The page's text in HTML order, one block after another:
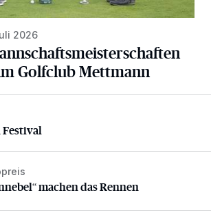
2026
Golfclub Mettmann
machen das Rennen
machen das Rennen